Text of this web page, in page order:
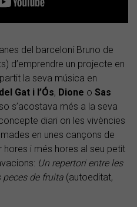
del barceloní Bruno de
d’emprendre un projecte en
la seva música en
Gat i l’Ós, Dione o Sas
s’acostava més a la seva
diari on les vivències
en unes cançons de
i més hores al seu petit
Un repertori entre les
peces de fruita (autoeditat,